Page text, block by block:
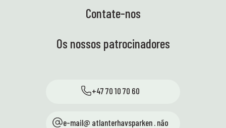
Contate-nos
Os nossos patrocinadores
+47 70 10 70 60
e-mail@ atlanterhavsparken . não